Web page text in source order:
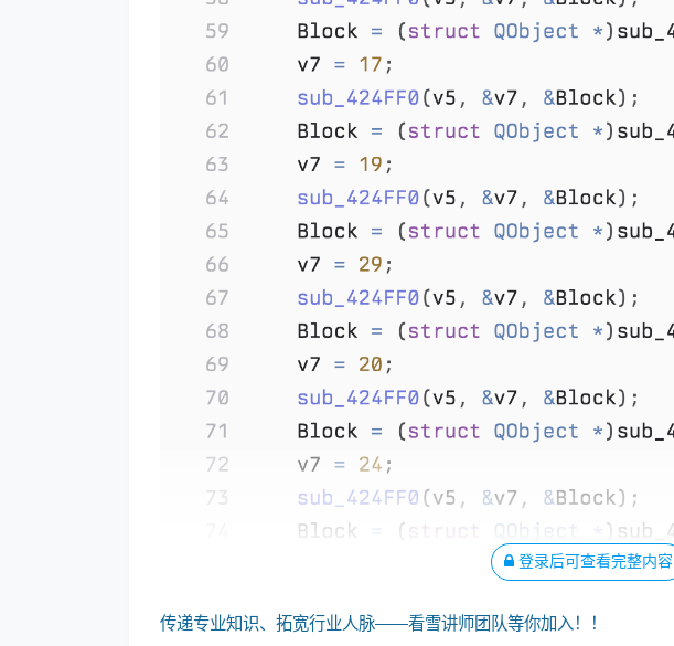
登录后可查看完整内容
传递专业知识、拓宽行业人脉——看雪讲师团队等你加入！！